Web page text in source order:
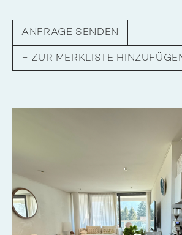
ANFRAGE SENDEN
+ ZUR MERKLISTE